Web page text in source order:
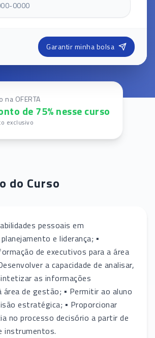
Garantir minha bolsa
na OFERTA
de 75% nesse curso
exclusivo
do Curso
pessoais em
e liderança; ▪
de executivos para a área
a capacidade de analisar,
as informações
área de gestão; ▪ Permitir ao aluno
estratégica; ▪ Proporcionar
no processo decisório a partir de
instrumentos.